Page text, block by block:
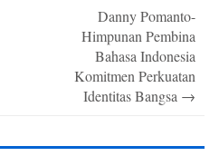
Danny Pomanto-
Himpunan Pembina
Bahasa Indonesia
Komitmen Perkuatan
Identitas Bangsa →